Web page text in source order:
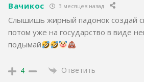
Вачикос 3 месяцев назад
Слышишь жирный падонок создай
потом уже на государство в виде
подымай
4 Ответить